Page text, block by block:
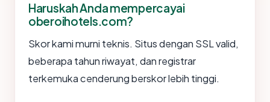
Haruskah Anda mempercayai
oberoihotels.com?
Skor kami murni teknis. Situs dengan SSL valid,
beberapa tahun riwayat, dan registrar
terkemuka cenderung berskor lebih tinggi.